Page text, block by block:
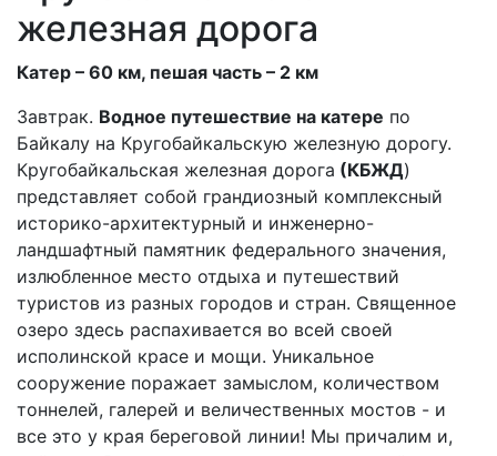
железная дорога
Катер – 60 км, пешая часть – 2 км
Завтрак. Водное путешествие на катере по
Байкалу на Кругобайкальскую железную дорогу.
Кругобайкальская железная дорога (КБЖД)
представляет собой грандиозный комплексный
историко-архитектурный и инженерно-
ландшафтный памятник федерального значения,
излюбленное место отдыха и путешествий
туристов из разных городов и стран. Священное
озеро здесь распахивается во всей своей
исполинской красе и мощи. Уникальное
сооружение поражает замыслом, количеством
тоннелей, галерей и величественных мостов - и
все это у края береговой линии! Мы причалим и,